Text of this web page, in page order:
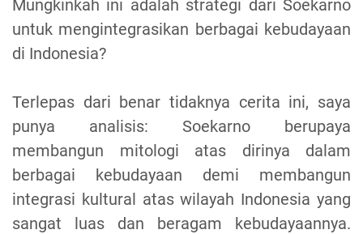
Mungkinkah ini adalah strategi dari Soekarno
untuk mengintegrasikan berbagai kebudayaan
di Indonesia?
Terlepas dari benar tidaknya cerita ini, saya
punya analisis: Soekarno berupaya
membangun mitologi atas dirinya dalam
berbagai kebudayaan demi membangun
integrasi kultural atas wilayah Indonesia yang
sangat luas dan beragam kebudayaannya.